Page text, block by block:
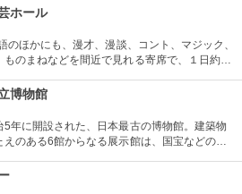
です。
ホール
のほかにも、漫才、漫談、コント、マジック、
のまねなどを間近で見れる寄席で、１日約４
博物館
5年に開設された、日本最古の博物館。建築物
えのある6館からなる展示館は、国宝などの歴
グッズを販売するミュージアムショップや食事
ども併設されています。